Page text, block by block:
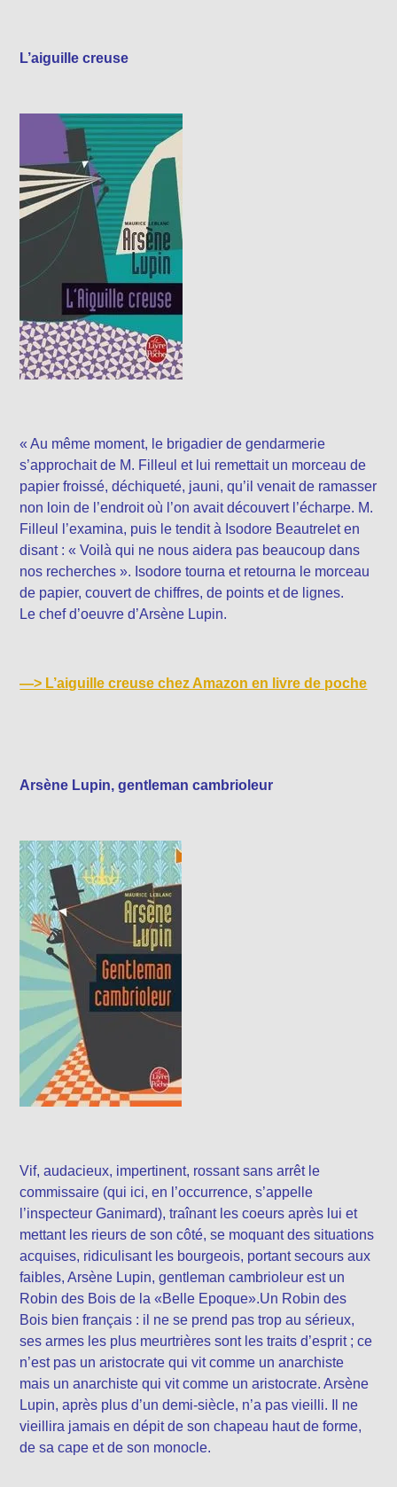
L’aiguille creuse
« Au même moment, le brigadier de gendarmerie
s’approchait de M. Filleul et lui remettait un morceau de
papier froissé, déchiqueté, jauni, qu’il venait de ramasser
non loin de l’endroit où l’on avait découvert l’écharpe. M.
Filleul l’examina, puis le tendit à Isodore Beautrelet en
disant : « Voilà qui ne nous aidera pas beaucoup dans
nos recherches ». Isodore tourna et retourna le morceau
de papier, couvert de chiffres, de points et de lignes.
Le chef d’oeuvre d’Arsène Lupin.
—> L’aiguille creuse chez Amazon en livre de poche
Arsène Lupin, gentleman cambrioleur
Vif, audacieux, impertinent, rossant sans arrêt le
commissaire (qui ici, en l’occurrence, s’appelle
l’inspecteur Ganimard), traînant les coeurs après lui et
mettant les rieurs de son côté, se moquant des situations
acquises, ridiculisant les bourgeois, portant secours aux
faibles, Arsène Lupin, gentleman cambrioleur est un
Robin des Bois de la «Belle Epoque».Un Robin des
Bois bien français : il ne se prend pas trop au sérieux,
ses armes les plus meurtrières sont les traits d’esprit ; ce
n’est pas un aristocrate qui vit comme un anarchiste
mais un anarchiste qui vit comme un aristocrate. Arsène
Lupin, après plus d’un demi-siècle, n’a pas vieilli. Il ne
vieillira jamais en dépit de son chapeau haut de forme,
de sa cape et de son monocle.